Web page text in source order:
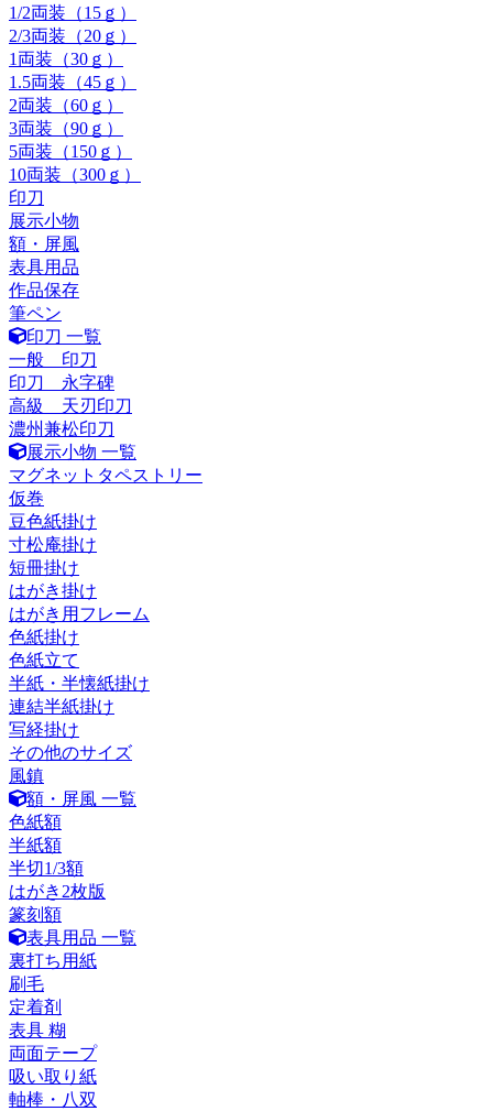
1/2両装（15ｇ）
2/3両装（20ｇ）
1両装（30ｇ）
1.5両装（45ｇ）
2両装（60ｇ）
3両装（90ｇ）
5両装（150ｇ）
10両装（300ｇ）
印刀
展示小物
額・屏風
表具用品
作品保存
筆ペン
印刀 一覧
一般 印刀
印刀 永字碑
高級 天刃印刀
濃州兼松印刀
展示小物 一覧
マグネットタペストリー
仮巻
豆色紙掛け
寸松庵掛け
短冊掛け
はがき掛け
はがき用フレーム
色紙掛け
色紙立て
半紙・半懐紙掛け
連結半紙掛け
写経掛け
その他のサイズ
風鎮
額・屏風 一覧
色紙額
半紙額
半切1/3額
はがき2枚版
篆刻額
表具用品 一覧
裏打ち用紙
刷毛
定着剤
表具 糊
両面テープ
吸い取り紙
軸棒・八双